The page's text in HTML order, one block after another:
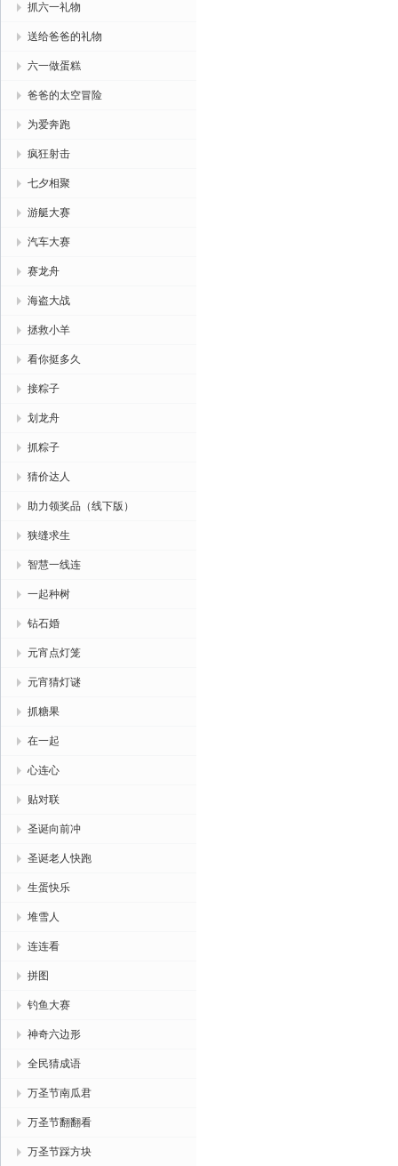
抓六一礼物
送给爸爸的礼物
六一做蛋糕
爸爸的太空冒险
为爱奔跑
疯狂射击
七夕相聚
游艇大赛
汽车大赛
赛龙舟
海盗大战
拯救小羊
看你挺多久
接粽子
划龙舟
抓粽子
猜价达人
助力领奖品（线下版）
狭缝求生
智慧一线连
一起种树
钻石婚
元宵点灯笼
元宵猜灯谜
抓糖果
在一起
心连心
贴对联
圣诞向前冲
圣诞老人快跑
生蛋快乐
堆雪人
连连看
拼图
钓鱼大赛
神奇六边形
全民猜成语
万圣节南瓜君
万圣节翻翻看
万圣节踩方块